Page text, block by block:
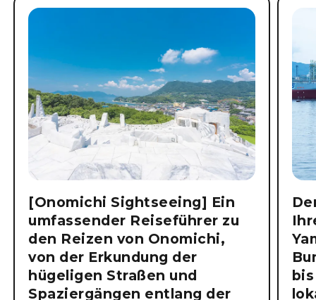
[Onomichi Sightseeing] Ein
umfassender Reiseführer zu
den Reizen von Onomichi,
von der Erkundung der
hügeligen Straßen und
Spaziergängen entlang der